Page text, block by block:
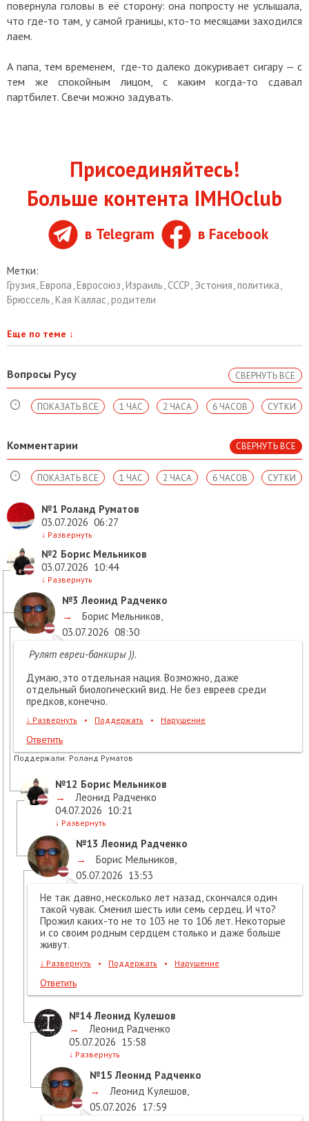
повернула головы в её сторону: она попросту не услышала,
что где-то там, у самой границы, кто-то месяцами заходился
лаем.
А папа, тем временем, где-то далеко докуривает сигару — с
тем же спокойным лицом, с каким когда-то сдавал
партбилет. Свечи можно задувать.
Присоединяйтесь!
Больше контента IMHOclub
в Telegram в Facebook
Метки:
Грузия Европа Евросоюз Израиль СССР Эстония политика
Брюссель Кая Каллас родители
Еще по теме ↓
Вопросы Русу СВЕРНУТЬ ВСЕ
СУТКИ
6 ЧАСОВ
2 ЧАСА
1 ЧАС
ПОКАЗАТЬ ВСЕ
Комментарии СВЕРНУТЬ ВСЕ
СУТКИ
6 ЧАСОВ
2 ЧАСА
1 ЧАС
ПОКАЗАТЬ ВСЕ
№1 Роланд Руматов
03.07.2026 06:27
↓ Развернуть
№2 Борис Мельников
03.07.2026 10:44
↓ Развернуть
№3 Леонид Радченко
→
Борис Мельников
03.07.2026 08:30
Рулят евреи-банкиры )).
Думаю, это отдельная нация. Возможно, даже
отдельный биологический вид. Не без евреев среди
предков, конечно.
↓ Развернуть • Поддержать • Нарушение
Ответить
Поддержали: Роланд Руматов
№12 Борис Мельников
→
Леонид Радченко
04.07.2026 10:21
↓ Развернуть
№13 Леонид Радченко
→
Борис Мельников
05.07.2026 13:53
Не так давно, несколько лет назад, скончался один
такой чувак. Сменил шесть или семь сердец. И что?
Прожил каких-то не то 103 не то 106 лет. Некоторые
и со своим родным сердцем столько и даже больше
живут.
↓ Развернуть • Поддержать • Нарушение
Ответить
№14Леонид Кулешов
→
Леонид Радченко
05.07.2026 15:58
↓ Развернуть
№15 Леонид Радченко
→
Леонид Кулешов
05.07.2026 17:59